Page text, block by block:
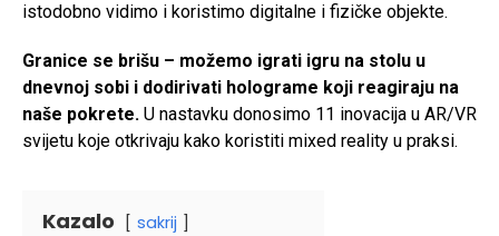
istodobno vidimo i koristimo digitalne i fizičke objekte.
Granice se brišu – možemo igrati igru na stolu u
dnevnoj sobi i dodirivati holograme koji reagiraju na
naše pokrete. U nastavku donosimo 11 inovacija u AR/VR
svijetu koje otkrivaju kako koristiti mixed reality u praksi.
Kazalo sakrij